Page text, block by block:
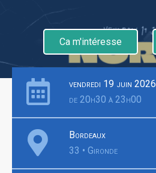
Ca m'intéresse
vendredi 19 juin 2026
de 20h30 à 23h00
Bordeaux
33 • Gironde